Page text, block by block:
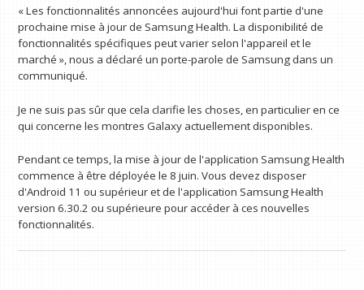
« Les fonctionnalités annoncées aujourd'hui font partie d'une
prochaine mise à jour de Samsung Health. La disponibilité de
fonctionnalités spécifiques peut varier selon l'appareil et le
marché », nous a déclaré un porte-parole de Samsung dans un
communiqué.
Je ne suis pas sûr que cela clarifie les choses, en particulier en ce
qui concerne les montres Galaxy actuellement disponibles.
Pendant ce temps, la mise à jour de l'application Samsung Health
commence à être déployée le 8 juin. Vous devez disposer
d'Android 11 ou supérieur et de l'application Samsung Health
version 6.30.2 ou supérieure pour accéder à ces nouvelles
fonctionnalités.